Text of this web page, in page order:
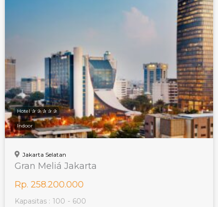
Hotel ✰ ✰ ✰ ✰ ✰
Indoor
Jakarta Selatan
Gran Meliá Jakarta
Rp. 258.200.000
Kapasitas : 100 - 600